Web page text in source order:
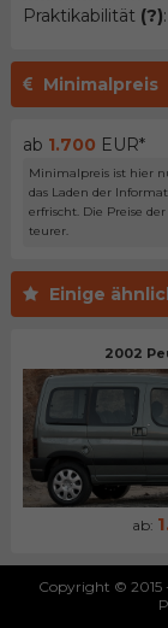
Praktikabilität (?):
Minimalpreis
ab 1.700 EUR*
Minimalpreis ist hier
das Laden der
erfrischt. Die Preise
teurer.
Einige
2002
ab:
Copyright © 2015